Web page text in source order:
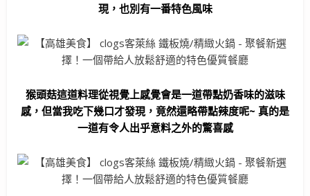
現，也別有一番特色風味
猴頭菇這道料理從視覺上感覺會是一道帶點奶香味的滋味
感，但當我吃下幾口才發現，竟然還略帶點辣度呢~ 真的是
一道有令人出乎意料之外的驚喜感